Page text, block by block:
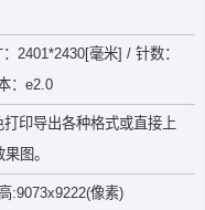
2401*2430[毫米] / 针数：
：e2.0
印导出各种格式或直接上
图。
:9073x9222(像素)